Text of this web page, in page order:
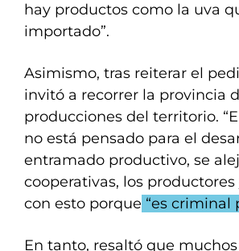
hay productos como la uva
importado”.
Asimismo, tras reiterar el
invitó a recorrer la provincia
producciones del territorio.
no está pensado para el
entramado productivo, se
cooperativas, los
con esto porque “es criminal
En tanto, resaltó que